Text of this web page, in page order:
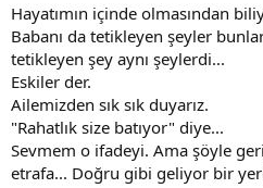
Hayatımın içinde olmasından
Babanı da tetikleyen şeyler
tetikleyen şey aynı şeylerdi...
Eskiler der.
Ailemizden sık sık duyarız.
"Rahatlık size batıyor" diye...
Sevmem o ifadeyi. Ama şöyle
etrafa... Doğru gibi geliyor bir